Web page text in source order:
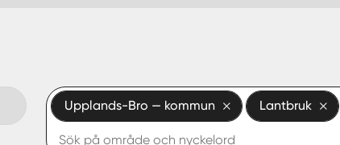
Upplands-Bro — kommun Lantbruk